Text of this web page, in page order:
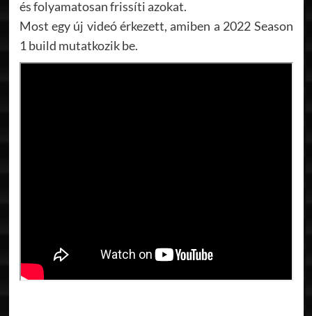
és folyamatosan frissíti azokat.
Most egy új videó érkezett, amiben a 2022 Season
1 build mutatkozik be.